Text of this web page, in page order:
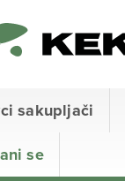
sakupljači
se